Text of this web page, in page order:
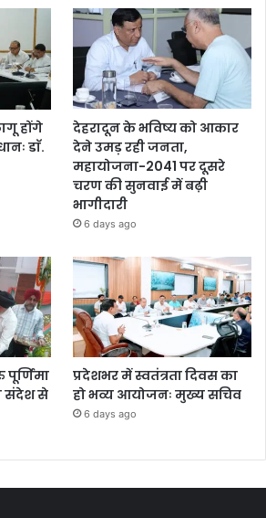
होंगे
डाॅ.
देहरादून के भविष्य को आकार
देने उमड़ रही जनता,
महायोजना-2041 पर दूसरे
चरण की सुनवाई में बढ़ी
भागीदारी
6 days ago
पूर्णिमा
संदेश से
प्रदेशभर में स्वतंत्रता दिवस का
हो भव्य आयोजनः मुख्य सचिव
6 days ago